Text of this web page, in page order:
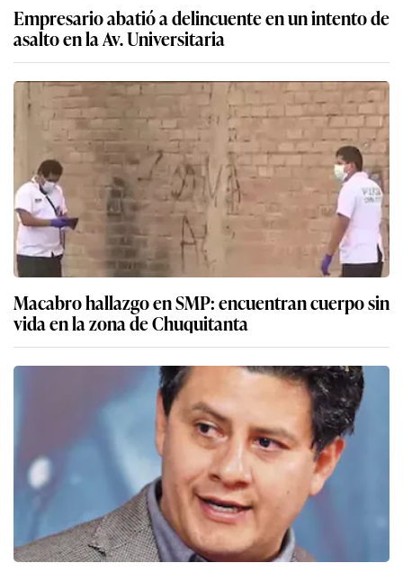
Empresario abatió a delincuente en un intento de
asalto en la Av. Universitaria
Macabro hallazgo en SMP: encuentran cuerpo sin
vida en la zona de Chuquitanta